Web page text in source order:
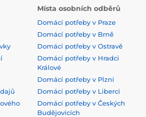
Místa osobních odběrů
Domácí potřeby v Praze
Domácí potřeby v Brně
Domácí potřeby v Ostravě
Domácí potřeby v Hradci
Králové
Domácí potřeby v Plzni
Domácí potřeby v Liberci
Domácí potřeby v Českých
Budějovicích